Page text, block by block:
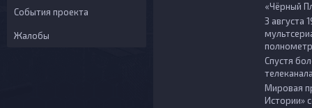
События проекта
Жалобы
«Чёрный
3 августа
Спустя
Мировая
Истории»